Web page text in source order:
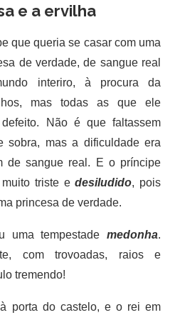
e a ervilha
que queria se casar com uma
de verdade, de sangue real
interiro, à procura da
mas todas as que ele
Não é que faltassem
sobra, mas a dificuldade era
de sangue real. E o príncipe
muito triste edesiludido, pois
princesa de verdade.
tempestade medonha.
com trovoadas, raios e
tremendo!
porta do castelo, e o rei em